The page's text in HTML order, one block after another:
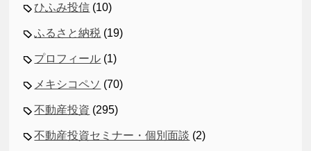
ひふみ投信 (10)
ふるさと納税 (19)
プロフィール (1)
メキシコペソ (70)
不動産投資 (295)
不動産投資セミナー・個別面談 (2)